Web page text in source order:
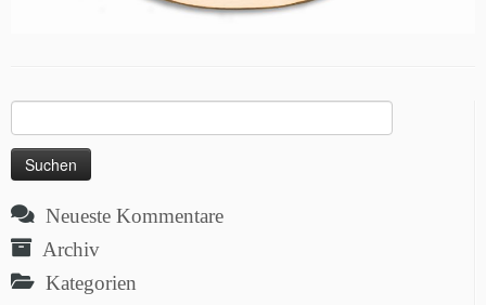
nach:
Neueste Kommentare
Archiv
Kategorien